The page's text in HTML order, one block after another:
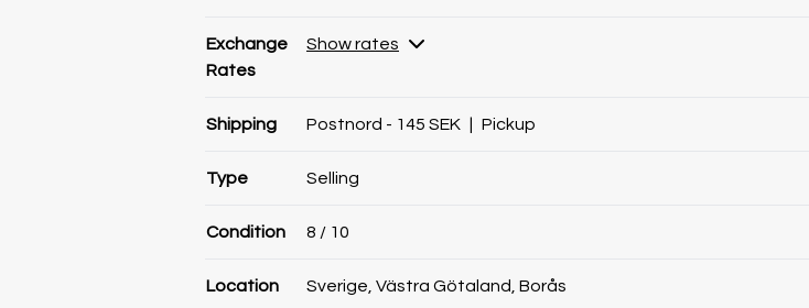
Exchange
Rates
Show rates
Shipping Postnord - 145 SEK Pickup
Type Selling
Condition 8 / 10
Location Sverige, Västra Götaland, Borås